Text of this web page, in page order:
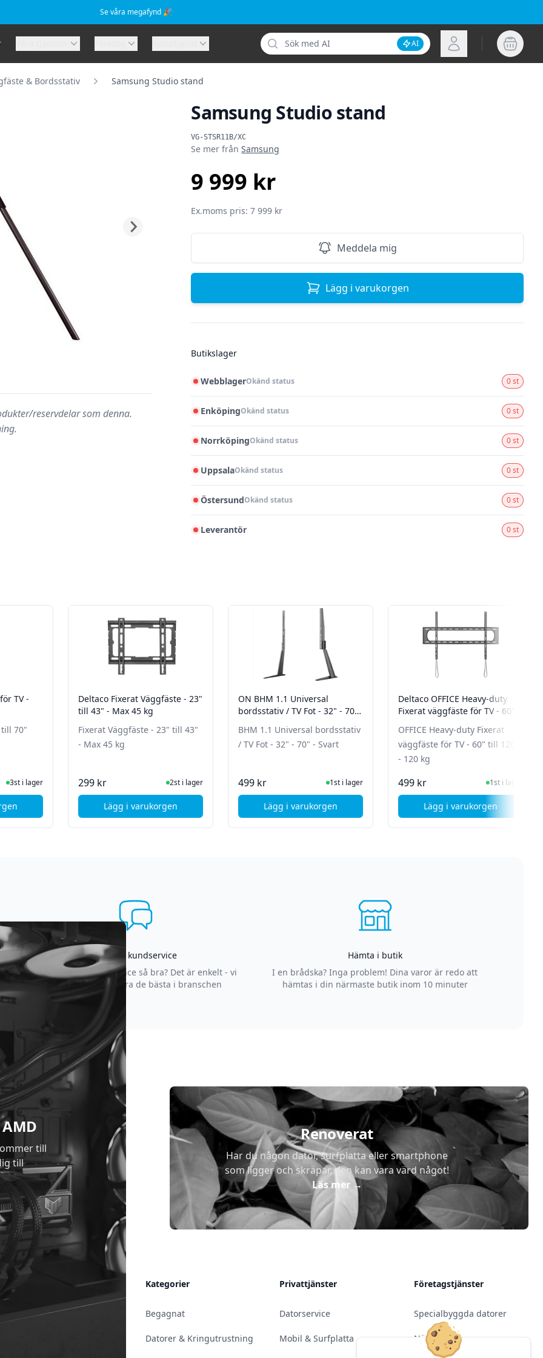
Se våra megafynd 🎉
Sök
Inaktivera AI-sökning
AI Logga in
& Bordsstativ Samsung Studio stand
Samsung Studio stand
VG-STSR11B/XC
Produktinformation
Se mer frånSamsung
9 999 kr
Ex.moms pris: 7 999 kr
Meddela mig
Lägg i varukorgen
Butikslager
WebblagerOkänd status 0 st
EnköpingOkänd status 0 st
NorrköpingOkänd status 0 st
UppsalaOkänd status 0 st
ÖstersundOkänd status 0 st
Leverantör 0 st
reservdelar som denna.
37" till 86" - 60kg - 1090- 1690 mm
TV -
till 70"
3st i lager
Takfäste för TV - 32" till 70"
Deltaco Fixerat Väggfäste - 23"
till 43" - Max 45 kg
Fixerat Väggfäste - 23" till 43"
- Max 45 kg
299 kr I Lager2st i lager
Lägg i varukorgen, Deltaco Fixerat Väggfäste - 23" till 43" - Max 45 kg
ON BHM 1.1 Universal
bordsstativ / TV Fot - 32" - 70"
BHM 1.1 Universal bordsstativ
/ TV Fot - 32" - 70" - Svart
499 kr I Lager1st i lager
Lägg i varukorgen, ON BHM 1.1 Universal bordsstativ / TV Fot - 32" - 70" -
Deltaco OFFICE Heavy-duty
Fixerat väggfäste för TV - 60"
OFFICE Heavy-duty Fixerat
väggfäste för TV - 60" till 120"
- 120 kg
499 kr I Lager1st i lager
Lägg i varukorgen
, Deltaco OFFICE
Asgrym kundservice
Varför är vår kundservice så bra? Det är enkelt - vi
strävar efter att vara de bästa i branschen
Hämta i butik
I en brådska? Inga problem! Dina varor är redo att
hämtas i din närmaste butik inom 10 minuter
till
till
Renoverat
Har du någon dator, surfplatta eller smartphone
som ligger och skräpar, den kan vara värd något!
Läs mer→
Kontakt & Öppettider
Kategorier
Begagnat
Datorer & Kringutrustning
Privattjänster
Datorservice
Mobil & Surfplatta
Företagstjänster
Specialbyggda datorer
Nätverk